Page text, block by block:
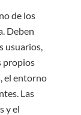
de los
Deben
usuarios,
propios
el entorno
Las
y el